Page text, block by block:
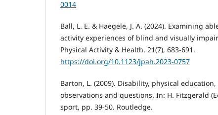
0014
Ball, L. E. & Haegele, J. A. (2024). Examining
activity experiences of blind and visually
Physical Activity & Health, 21(7), 683-691.
https://doi.org/10.1123/jpah.2023-0757
Barton, L. (2009). Disability, physical
observations and questions. In: H. Fitzgerald
sport, pp. 39-50. Routledge.